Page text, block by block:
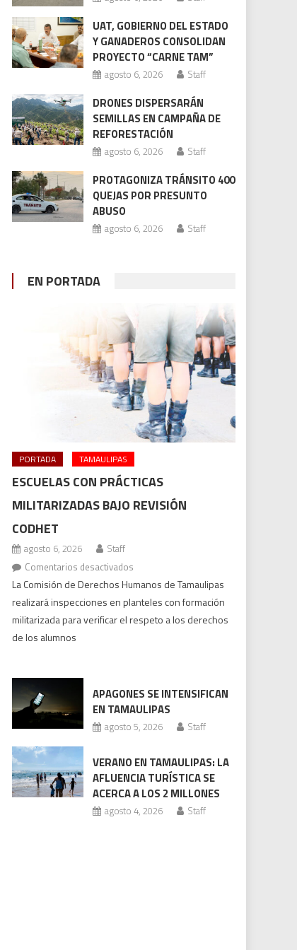
UAT, GOBIERNO DEL ESTADO
Y GANADEROS CONSOLIDAN
PROYECTO “CARNE TAM”
agosto 6, 2026 Staff
DRONES DISPERSARÁN
SEMILLAS EN CAMPAÑA DE
REFORESTACIÓN
agosto 6, 2026 Staff
PROTAGONIZA TRÁNSITO 400
QUEJAS POR PRESUNTO
ABUSO
agosto 6, 2026 Staff
EN PORTADA
PORTADA TAMAULIPAS
ESCUELAS CON PRÁCTICAS
MILITARIZADAS BAJO REVISIÓN
CODHET
agosto 6, 2026
Staff
Comentarios desactivados
Escuelas
con
prácticas
La Comisión de Derechos Humanos de Tamaulipas
realizará inspecciones en planteles con formación
militarizada para verificar el respeto a los derechos
de los alumnos
APAGONES SE INTENSIFICAN
EN TAMAULIPAS
agosto 5, 2026 Staff
VERANO EN TAMAULIPAS: LA
AFLUENCIA TURÍSTICA SE
ACERCA A LOS 2 MILLONES
agosto 4, 2026 Staff